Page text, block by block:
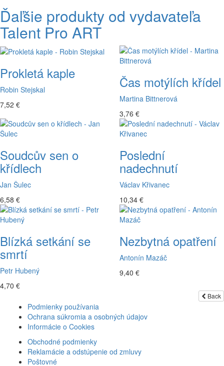
Ďaľšie produkty od vydavateľa
Talent Pro ART
Prokletá kaple
Robin Stejskal
7,52 €
Čas motýlích křídel
Martina Bittnerová
3,76 €
Soudcův sen o
křídlech
Jan Šulec
6,58 €
Poslední
nadechnutí
Václav Křivanec
10,34 €
Blízká setkání se
smrtí
Petr Hubený
4,70 €
Nezbytná opatření
Antonín Mazáč
9,40 €
Back
Podmienky používania
Ochrana súkromia a osobných údajov
Informácie o Cookies
Obchodné podmienky
Reklamácie a odstúpenie od zmluvy
Poštovné